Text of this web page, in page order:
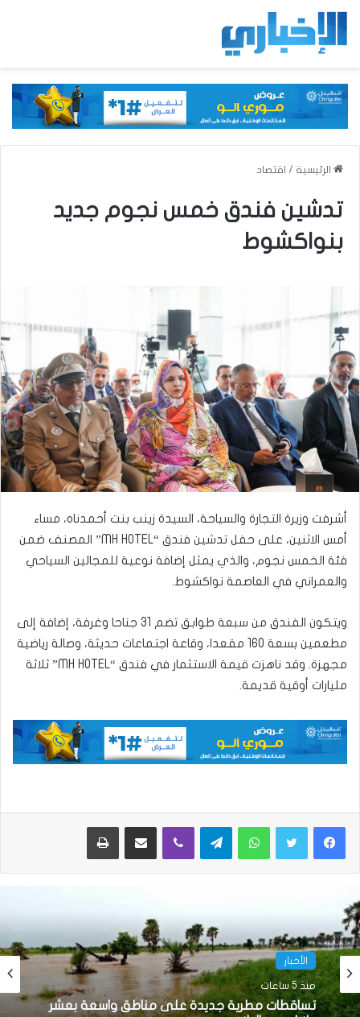
الرئيسية / اقتصاد
تدشين فندق خمس نجوم جديد
بنواكشوط
أشرفت وزيرة التجارة والسياحة، السيدة زينب بنت أحمدناه، مساء
أمس الاثنين، على حفل تدشين فندق “MH HOTEL” المصنف ضمن
فئة الخمس نجوم، والذي يمثل إضافة نوعية للمجالين السياحي
والعمراني في العاصمة نواكشوط.
ويتكون الفندق من سبعة طوابق تضم 31 جناحا وغرفة، إضافة إلى
مطعمين بسعة 160 مقعدا، وقاعة اجتماعات حديثة، وصالة رياضية
مجهزة. وقد ناهزت قيمة الاستثمار في فندق “MH HOTEL” ثلاثة
مليارات أوقية قديمة.
واتساب تيلقرام ڤايبر مشاركة عبر البريد طباعة
الأخبار
منذ 5 ساعات
تساقطات مطرية جديدة على مناطق واسعة بعشر